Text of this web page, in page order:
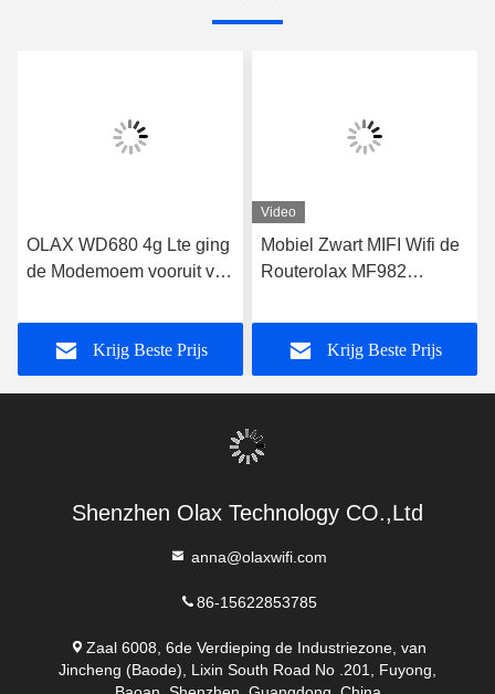
OLAX WD680 4g Lte ging
de Modemoem vooruit van
Draagbare Mobiele
Krijg Beste Prijs
Video
Mobiel Zwart MIFI Wifi de
Routerolax MF982
van Cat4
Krijg Beste Prijs
Shenzhen Olax Technology CO.,Ltd
anna@olaxwifi.com
86-15622853785
Zaal 6008, 6de Verdieping de Industriezone, van
Jincheng (Baode), Lixin South Road No .201, Fuyong,